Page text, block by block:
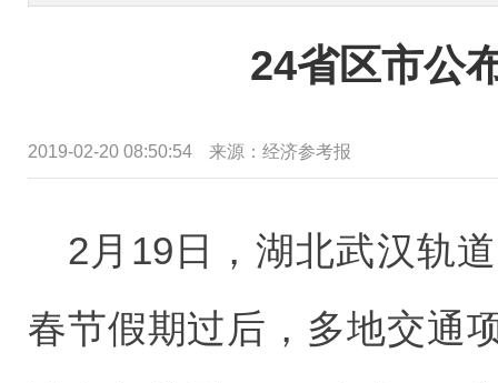
24省区市公
2019-02-20 08:50:54 来源：经济参考报
2月19日，湖北武汉轨
春节假期过后，多地交通